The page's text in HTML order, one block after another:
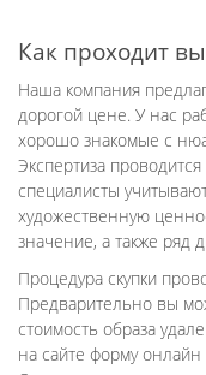
Как проходит
Наша компания
дорогой цене. У нас
хорошо знакомые с
Экспертиза
специалисты
художественную
значение, а также ряд
Процедура скупки
Предварительно вы
стоимость образа
на сайте форму